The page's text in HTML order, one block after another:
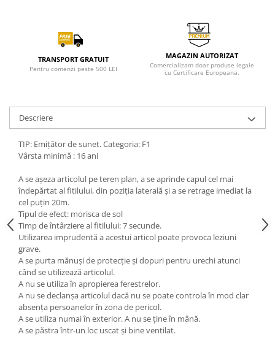
TRANSPORT GRATUIT
Pentru comenzi peste 500 LEI
MAGAZIN AUTORIZAT
Comercializam doar produse legale
cu Certificare Europeana.
Descriere
TIP: Emițător de sunet. Categoria: F1
Vârsta minimă : 16 ani
A se așeza articolul pe teren plan, a se aprinde capul cel mai
îndepărtat al fitilului, din poziția laterală și a se retrage imediat la
cel puțin 20m.
Tipul de efect: morisca de sol
Timp de întârziere al fitilului: 7 secunde.
Utilizarea imprudentă a acestui articol poate provoca leziuni
grave.
A se purta mănuși de protecție și dopuri pentru urechi atunci
când se utilizează articolul.
A nu se utiliza în apropierea ferestrelor.
A nu se declanșa articolul dacă nu se poate controla în mod clar
absența persoanelor în zona de pericol.
A se utiliza numai în exterior. A nu se ține în mână.
A se păstra într-un loc uscat și bine ventilat.